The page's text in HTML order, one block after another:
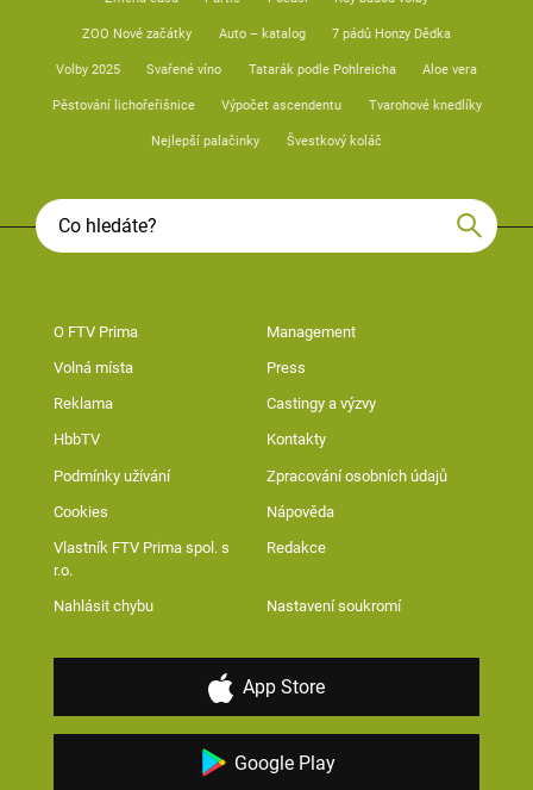
ZOO Nové začátky Auto – katalog 7 pádů Honzy Dědka
Volby 2025 Svařené víno Tatarák podle Pohlreicha Aloe vera
Pěstování lichořeřišnice Výpočet ascendentu Tvarohové knedlíky
Nejlepší palačinky Švestkový koláč
O FTV Prima Management
Volná místa Press
Reklama Castingy a výzvy
HbbTV Kontakty
Podmínky užívání Zpracování osobních údajů
Cookies Nápověda
Vlastník FTV Prima spol. s
r.o.
Redakce
Nahlásit chybu Nastavení soukromí
App Store
Google Play